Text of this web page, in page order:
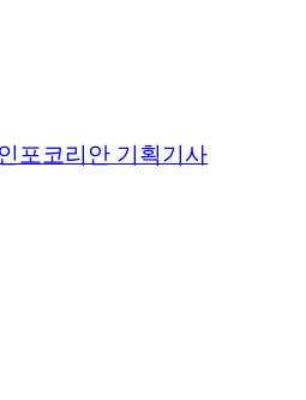
포코리안 기획기사